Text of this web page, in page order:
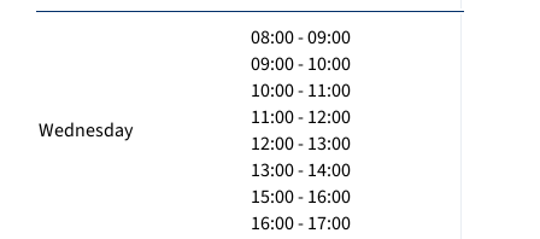
Wednesday
08:00 - 09:00
09:00 - 10:00
10:00 - 11:00
11:00 - 12:00
12:00 - 13:00
13:00 - 14:00
15:00 - 16:00
16:00 - 17:00